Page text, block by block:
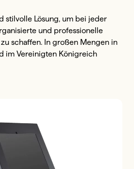
stilvolle Lösung, um bei jeder
und professionelle
schaffen. In großen Mengen in
im Vereinigten Königreich